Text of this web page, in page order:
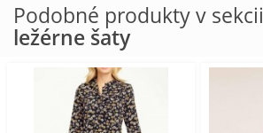
Podobné produkty v sekcii
ležérne šaty